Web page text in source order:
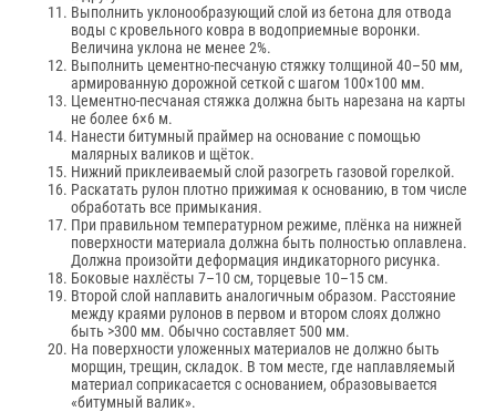
Выполнить уклонообразующий слой из бетона для отвода
воды с кровельного ковра в водоприемные воронки.
Величина уклона не менее 2%.
Выполнить цементно-песчаную стяжку толщиной 40–50 мм,
армированную дорожной сеткой с шагом 100×100 мм.
Цементно-песчаная стяжка должна быть нарезана на карты
не более 6×6 м.
Нанести битумный праймер на основание с помощью
малярных валиков и щёток.
Нижний приклеиваемый слой разогреть газовой горелкой.
Раскатать рулон плотно прижимая к основанию, в том числе
обработать все примыкания.
При правильном температурном режиме, плёнка на нижней
поверхности материала должна быть полностью оплавлена.
Должна произойти деформация индикаторного рисунка.
Боковые нахлёсты 7–10 см, торцевые 10–15 см.
Второй слой наплавить аналогичным образом. Расстояние
между краями рулонов в первом и втором слоях должно
быть >300 мм. Обычно составляет 500 мм.
На поверхности уложенных материалов не должно быть
морщин, трещин, складок. В том месте, где наплавляемый
материал соприкасается с основанием, образовывается
«битумный валик».